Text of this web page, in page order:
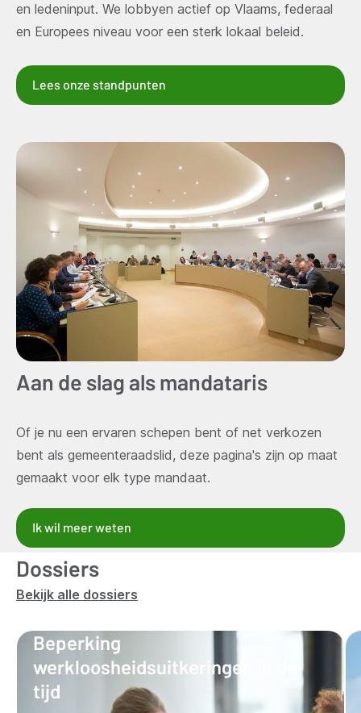
en ledeninput. We lobbyen actief op Vlaams, federaal
en Europees niveau voor een sterk lokaal beleid.
Lees onze standpunten
Aan de slag als mandataris
Of je nu een ervaren schepen bent of net verkozen
bent als gemeenteraadslid, deze pagina's zijn op maat
gemaakt voor elk type mandaat.
Ik wil meer weten
Dossiers
Bekijk alle dossiers
Beperking
werkloosheidsuitkeringen in de
tijd